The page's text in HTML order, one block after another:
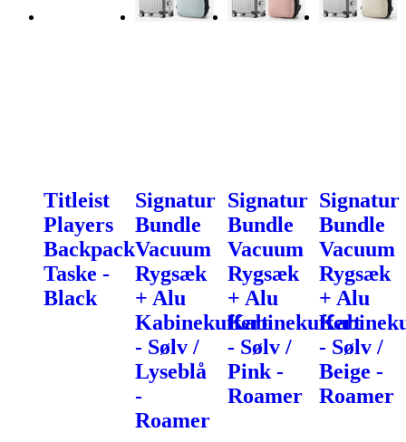
Titleist
Players
Backpack
Taske -
Black
Signatur
Bundle
Vacuum
Rygsæk
+ Alu
Kabinekuffert
- Sølv /
Lyseblå
-
Roamer
Signatur
Bundle
Vacuum
Rygsæk
+ Alu
Kabinekuffert
- Sølv /
Pink -
Roamer
Signatur
Bundle
Vacuum
Rygsæk
+ Alu
- Sølv /
Beige -
Roamer